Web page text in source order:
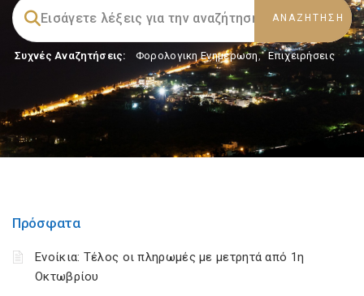
Συχνές Αναζητήσεις: Φορολογικη Ενημέρωση, Επιχειρήσεις
Πρόσφατα
Ενοίκια: Τέλος οι πληρωμές με μετρητά από 1η
Οκτωβρίου